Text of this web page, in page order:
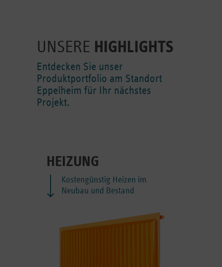
UNSERE HIGHLIGHTS
Entdecken Sie unser
Produktportfolio am Standort
Eppelheim für Ihr nächstes
Projekt.
HEIZUNG
Kostengünstig Heizen im
Neubau und Bestand